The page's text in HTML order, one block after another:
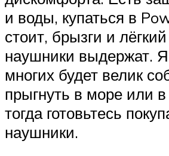
и воды, купаться в
стоит, брызги и
наушники выдержат.
многих будет велик
прыгнуть в море или
тогда готовьтесь
наушники.